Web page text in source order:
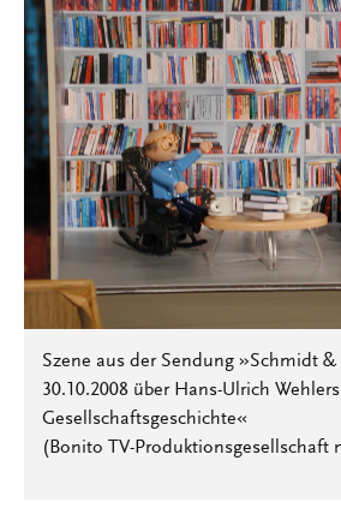
Szene aus der Sendung »Schmidt
30.10.2008 über Hans-Ulrich
Gesellschaftsgeschichte«
(Bonito TV-Produktionsgesellschaft